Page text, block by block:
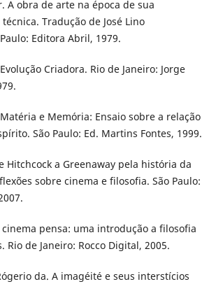
A obra de arte na época de sua
Tradução de José Lino
Editora Abril, 1979.
Criadora. Rio de Janeiro: Jorge
Matéria e Memória: Ensaio sobre a relação
São Paulo: Ed. Martins Fontes, 1999.
Hitchcock a Greenaway pela história da
sobre cinema e filosofia. São Paulo:
cinema pensa: uma introdução a filosofia
Rio de Janeiro: Rocco Digital, 2005.
da. A imagéité e seus interstícios